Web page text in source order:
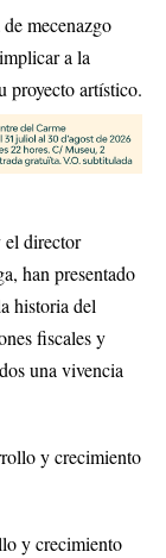
mecenazgo
a la
proyecto artístico.
el director
han presentado
historia del
fiscales y
una vivencia
y crecimiento